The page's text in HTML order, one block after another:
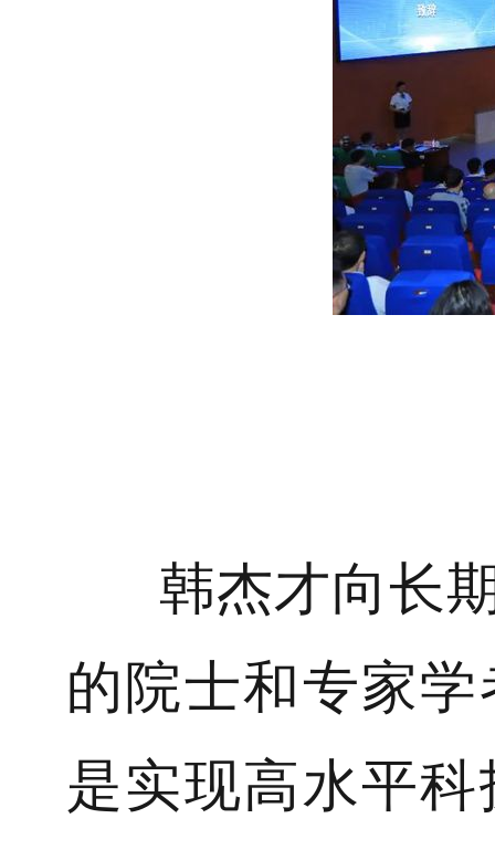
韩杰才向长期
的院士和专家
是实现高水平